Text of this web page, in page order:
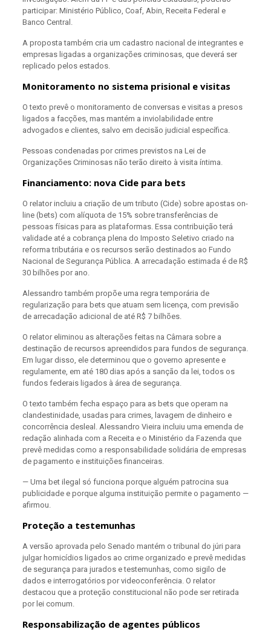
participar: Ministério Público, Coaf, Abin, Receita Federal e
Banco Central.
A proposta também cria um cadastro nacional de integrantes e
empresas ligadas a organizações criminosas, que deverá ser
replicado pelos estados.
Monitoramento no sistema prisional e visitas
O texto prevê o monitoramento de conversas e visitas a presos
ligados a facções, mas mantém a inviolabilidade entre
advogados e clientes, salvo em decisão judicial específica.
Pessoas condenadas por crimes previstos na Lei de
Organizações Criminosas não terão direito à visita íntima.
Financiamento: nova Cide para bets
O relator incluiu a criação de um tributo (Cide) sobre apostas on-
line (bets) com alíquota de 15% sobre transferências de
pessoas físicas para as plataformas. Essa contribuição terá
validade até a cobrança plena do Imposto Seletivo criado na
reforma tributária e os recursos serão destinados ao Fundo
Nacional de Segurança Pública. A arrecadação estimada é de R$
30 bilhões por ano.
Alessandro também propõe uma regra temporária de
regularização para bets que atuam sem licença, com previsão
de arrecadação adicional de até R$ 7 bilhões.
O relator eliminou as alterações feitas na Câmara sobre a
destinação de recursos apreendidos para fundos de segurança.
Em lugar disso, ele determinou que o governo apresente e
regulamente, em até 180 dias após a sanção da lei, todos os
fundos federais ligados à área de segurança.
O texto também fecha espaço para as bets que operam na
clandestinidade, usadas para crimes, lavagem de dinheiro e
concorrência desleal. Alessandro Vieira incluiu uma emenda de
redação alinhada com a Receita e o Ministério da Fazenda que
prevê medidas como a responsabilidade solidária de empresas
de pagamento e instituições financeiras.
— Uma bet ilegal só funciona porque alguém patrocina sua
publicidade e porque alguma instituição permite o pagamento —
afirmou.
Proteção a testemunhas
A versão aprovada pelo Senado mantém o tribunal do júri para
julgar homicídios ligados ao crime organizado e prevê medidas
de segurança para jurados e testemunhas, como sigilo de
dados e interrogatórios por videoconferência. O relator
destacou que a proteção constitucional não pode ser retirada
por lei comum.
Responsabilização de agentes públicos